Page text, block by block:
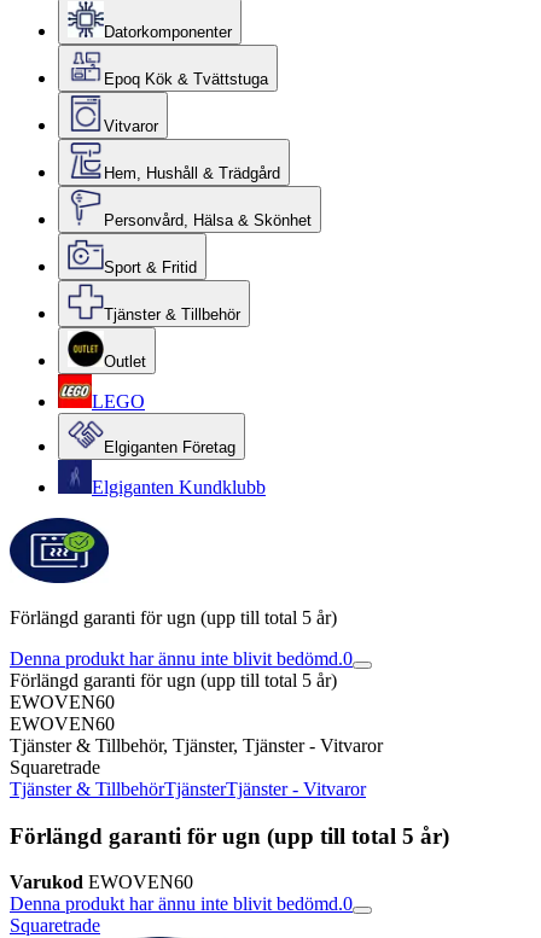
Datorkomponenter
Epoq Kök & Tvättstuga
Vitvaror
Hem, Hushåll & Trädgård
Personvård, Hälsa & Skönhet
Sport & Fritid
Tjänster & Tillbehör
Outlet
LEGO
Elgiganten Företag
Elgiganten Kundklubb
Förlängd garanti för ugn (upp till total 5 år)
Denna produkt har ännu inte blivit bedömd.0
Förlängd garanti för ugn (upp till total 5 år)
EWOVEN60
EWOVEN60
Tjänster & Tillbehör, Tjänster, Tjänster - Vitvaror
Squaretrade
Tjänster & TillbehörTjänsterTjänster - Vitvaror
Förlängd garanti för ugn (upp till total 5 år)
Varukod EWOVEN60
Denna produkt har ännu inte blivit bedömd.0
Squaretrade